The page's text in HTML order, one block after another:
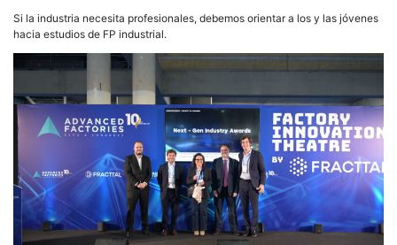
Si la industria necesita profesionales, debemos orientar a los y las jóvenes
hacia estudios de FP industrial.